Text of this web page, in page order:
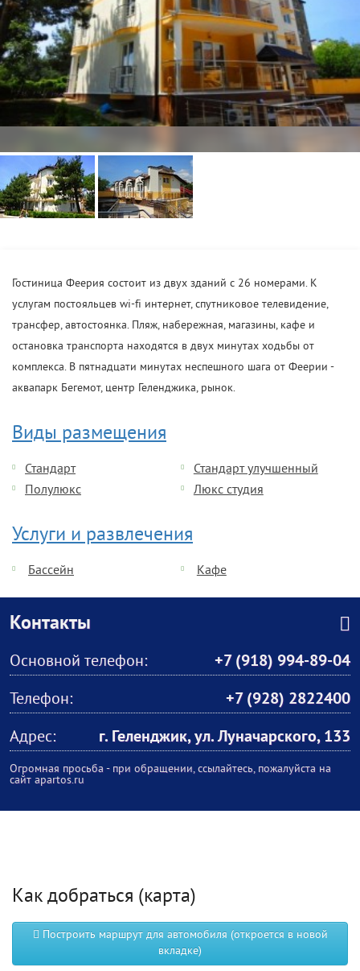
Гостиница Феерия состоит из двух зданий с 26 номерами. К
услугам постояльцев wi-fi интернет, спутниковое телевидение,
трансфер, автостоянка. Пляж, набережная, магазины, кафе и
остановка транспорта находятся в двух минутах ходьбы от
комплекса. В пятнадцати минутах неспешного шага от Феерии -
аквапарк Бегемот, центр Геленджика, рынок.
Виды размещения
Стандарт
Стандарт улучшенный
Полулюкс
Люкс студия
Услуги и развлечения
Бассейн Кафе
Контакты
Основной телефон:
+7 (918) 994-89-04
Телефон:
+7 (928) 2822400
Адрес:
г. Геленджик, ул. Луначарского, 133
Огромная просьба - при обращении, ссылайтесь, пожалуйста на
сайт apartos.ru
Как добраться (карта)
Построить маршрут для автомобиля (откроется в новой
вкладке)